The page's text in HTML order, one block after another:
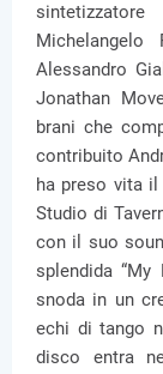
Alessandro
Jonathan
brani che
contribuito
ha preso vita
Studio di
con il suo
splendida
snoda in un
echi di tango
disco entra